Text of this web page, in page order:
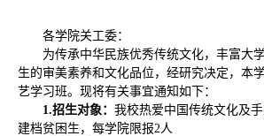
各学院关工委：
为传承中华民族优秀传统文化，丰富大
生的审美素养和文化品位，经研究决定，本
艺学习班。现将有关事宜通知如下：
1.招生对象： 我校热爱中国传统文化及
建档贫困生，每学院限报2人